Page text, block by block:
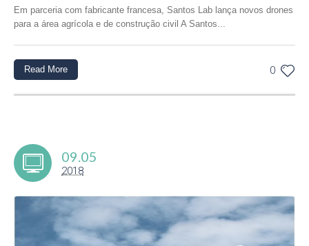
Em parceria com fabricante francesa, Santos Lab lança novos drones
para a área agrícola e de construção civil A Santos...
0
Read More
09.05
2018